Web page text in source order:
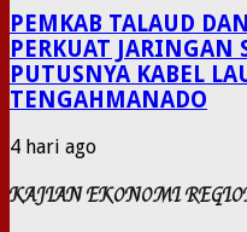
PEMKAB TALAUD
PERKUAT JARINGAN
PUTUSNYA KABEL
TENGAHMANADO
4 hari ago
KAJIAN EKONOMI